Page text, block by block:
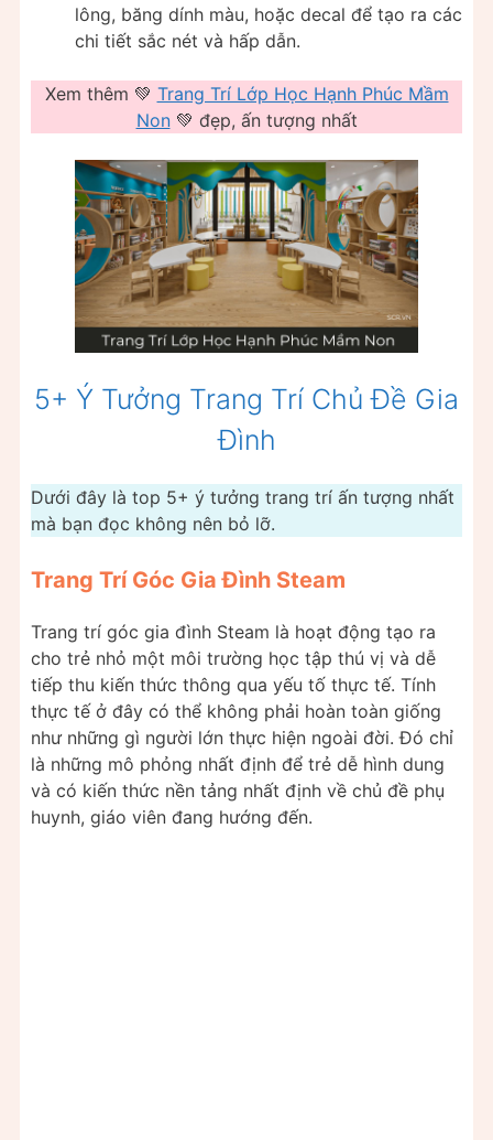
lông, băng dính màu, hoặc decal để tạo ra các
chi tiết sắc nét và hấp dẫn.
Xem thêm 💚 Trang Trí Lớp Học Hạnh Phúc Mầm
Non💚 đẹp, ấn tượng nhất
5+ Ý Tưởng Trang Trí Chủ Đề Gia
Đình
Dưới đây là top 5+ ý tưởng trang trí ấn tượng nhất
mà bạn đọc không nên bỏ lỡ.
Trang Trí Góc Gia Đình Steam
Trang trí góc gia đình Steam là hoạt động tạo ra
cho trẻ nhỏ một môi trường học tập thú vị và dễ
tiếp thu kiến thức thông qua yếu tố thực tế. Tính
thực tế ở đây có thể không phải hoàn toàn giống
như những gì người lớn thực hiện ngoài đời. Đó chỉ
là những mô phỏng nhất định để trẻ dễ hình dung
và có kiến thức nền tảng nhất định về chủ đề phụ
huynh, giáo viên đang hướng đến.